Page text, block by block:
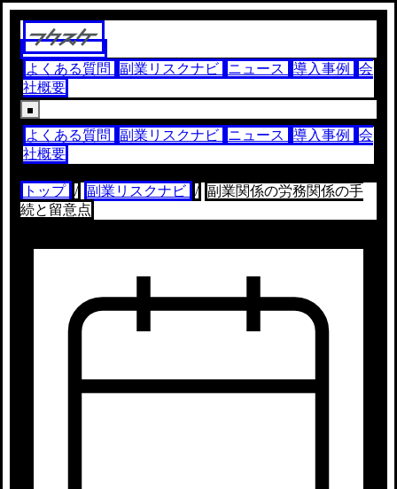
よくある質問 副業リスクナビ ニュース 導入事例
会
社概要
よくある質問 副業リスクナビ ニュース 導入事例
会
社概要
トップ / 副業リスクナビ / 副業関係の労務関係の手
続と留意点